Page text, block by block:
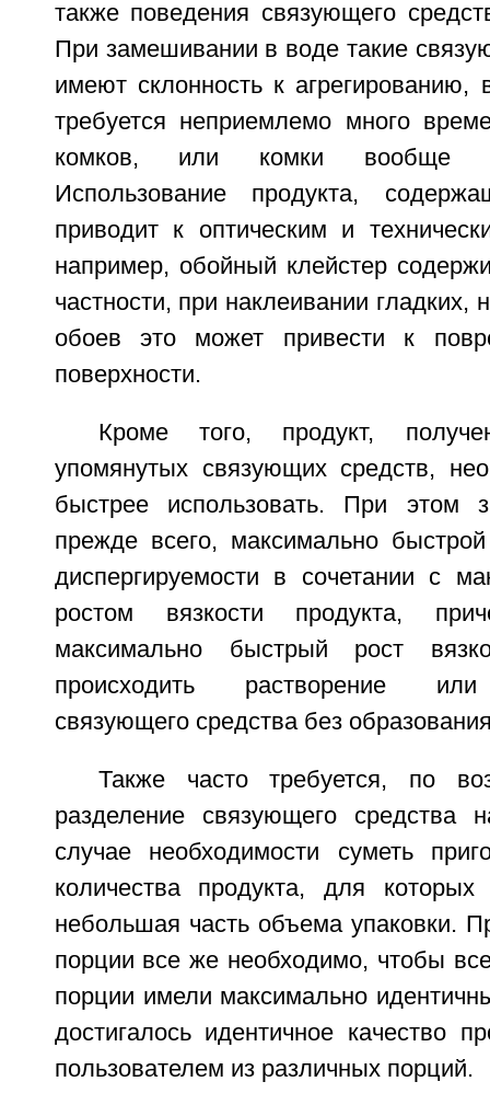
также поведения связующего
При замешивании в воде такие
имеют склонность к агрегированию,
требуется неприемлемо много
комков, или комки вообще
Использование продукта,
приводит к оптическим и
например, обойный клейстер
частности, при наклеивании гладких,
обоев это может привести к
поверхности.
Кроме того, продукт,
упомянутых связующих средств,
быстрее использовать. При этом
прежде всего, максимально
диспергируемости в сочетании с
ростом вязкости продукта,
максимально быстрый рост
происходить растворение или
связующего средства без
Также часто требуется, по
разделение связующего средства
случае необходимости суметь
количества продукта, для которых
небольшая часть объема упаковки.
порции все же необходимо, чтобы
порции имели максимально
достигалось идентичное качество
пользователем из различных порций.